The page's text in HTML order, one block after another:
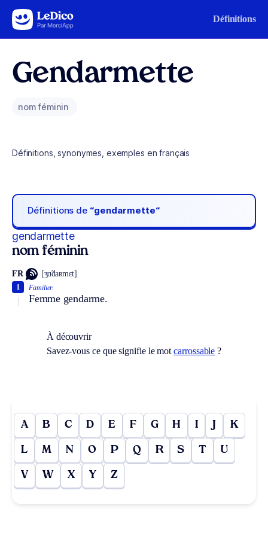
Aller au contenu Définitions
Gendarmette
nom féminin
Définitions, synonymes, exemples en français
Définitions de “gendarmette“
gendarmette
nom féminin
FR [ʒɑ̃daʀmɛt]
Familier.
Femme gendarme.
1
À découvrir
Savez-vous ce que signifie le motcarrossable ?
A B C D E F G H I J K
L M N O P Q R S T U
V W X Y Z